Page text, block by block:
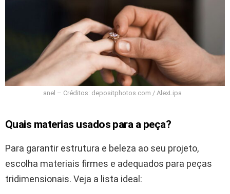
anel – Créditos: depositphotos.com / AlexLipa
Quais materias usados para a peça?
Para garantir estrutura e beleza ao seu projeto,
escolha materiais firmes e adequados para peças
tridimensionais. Veja a lista ideal: